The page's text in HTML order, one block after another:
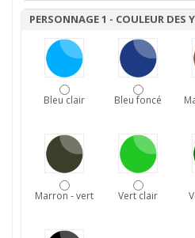
PERSONNAGE 1 - COULEUR DES
Bleu clair Bleu foncé
Marron - vert Vert clair